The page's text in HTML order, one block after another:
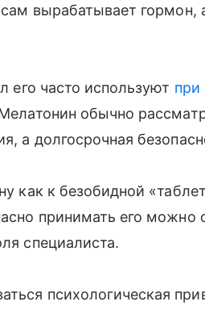
вырабатывает гормон,
его часто используют при
обычно
а долгосрочная
как к безобидной
принимать его можно
специалиста.
психологическая